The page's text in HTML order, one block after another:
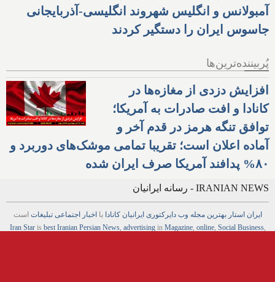
آمبولانس و انگلیس شهروند انگلیسی-آذربایجانی
جاسوس ایران را دستگیر کردند
پُربیننده‌ترین‌ها
افزایش دزدی از مغازه‌ها در
کانادا و افت صادرات به آمریکا؛
توافق تنگه هرمز در قدم آخر و
آماده اعلان است؛ تقریبا تمامی موشک‌های دوربرد و
۸۰% پدافند آمریکا صرف ایران شده
IRANIAN NEWS - رسانه ایرانیان
ایران استار بهترین مجله وب دایرکتوری ایرانیان کانادا بااخبار اجتماعی تبلیغات است
Iran Staris best Iranian Persian News, advertisingin Magazine, online, Social Business,